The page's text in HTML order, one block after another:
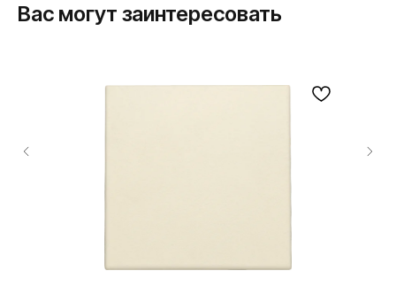
Вас могут заинтересовать